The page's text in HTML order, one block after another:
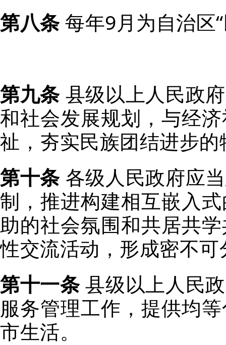
第八条每年9月为自治区
第九条 县级以上人民政
和社会发展规划，与经
祉，夯实民族团结进步
第十条各级人民政府应
制，推进构建相互嵌入
助的社会氛围和共居共
性交流活动，形成密不
第十一条县级以上人民
服务管理工作，提供均
市生活。